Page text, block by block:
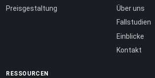
Preisgestaltung
Über uns
Fallstudien
Einblicke
Kontakt
RESSOURCEN